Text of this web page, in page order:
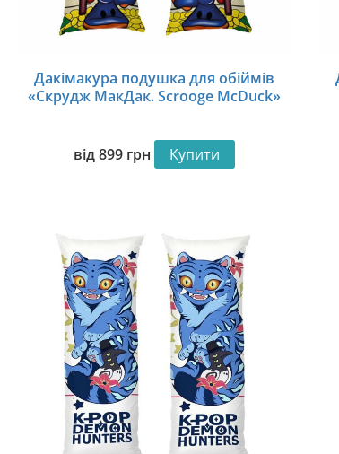
Дакімакура подушка для обіймів
«Скрудж МакДак. Scrooge McDuck»
від899 грн Купити